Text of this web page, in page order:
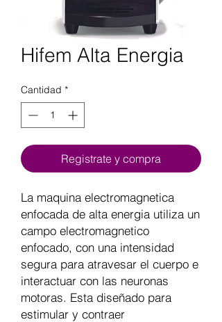
Hifem Alta Energia
Cantidad *
Registrate y compra
La maquina electromagnetica
enfocada de alta energia utiliza un
campo electromagnetico
enfocado, con una intensidad
segura para atravesar el cuerpo e
interactuar con las neuronas
motoras. Esta diseñado para
estimular y contraer